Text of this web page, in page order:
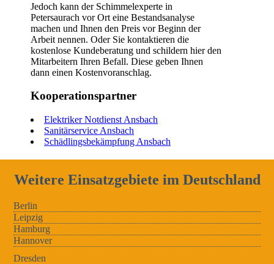
Jedoch kann der Schimmelexperte in
Petersaurach vor Ort eine Bestandsanalyse
machen und Ihnen den Preis vor Beginn der
Arbeit nennen. Oder Sie kontaktieren die
kostenlose Kundeberatung und schildern hier den
Mitarbeitern Ihren Befall. Diese geben Ihnen
dann einen Kostenvoranschlag.
Kooperationspartner
Elektriker Notdienst Ansbach
Sanitärservice Ansbach
Schädlingsbekämpfung Ansbach
Weitere Einsatzgebiete im Deutschland
Berlin
Leipzig
Hamburg
Hannover
Dresden